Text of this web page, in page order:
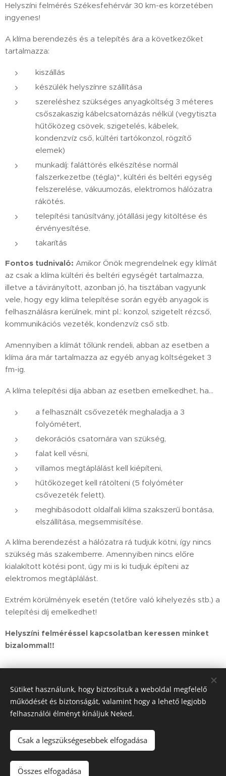
Helyszíni felmérés Székesfehérvár 30 km-es körzetében
ingyenes!
A klíma berendezés és a telepítés ára a következőket
tartalmazza:
kiszállás
készülék helyszínre szállítása
szereléshez szükséges anyagköltség 3 méteres
csőszakaszig kábelcsatornázás nélkül (vegytiszta
hűtőközeg csövek, szigetelés, kábelek,
kondenzvíz cső, kültéri tartókonzol, rögzítő
elemek)
munkadíj: faláttörés elkészítése normál
falszerkezetbe (tégla)*, kültéri és beltéri egység
felszerelése, vákuumozás, elektromos hálózatra
rákötés.
telepítési tanúsítvány, jótállási jegy kitöltése és
érvényesítése.
takarítás
Fontos tudnivaló: Amikor Önök megrendelnek egy klímát
az csak a klíma kültéri és beltéri egységét tartalmazza,
illetve a távirányított, azonban jó, ha tisztában vagyunk
vele, hogy egy klíma telepítése során egyéb anyagok is
felhasználásra kerülnek, mint pl.: konzol, szigetelt rézcső,
kommunikációs vezeték, kondenzvíz cső stb.
Amennyiben a klímát tőlünk rendeli, abban az esetben a
klíma ára már tartalmazza az egyéb anyag költségeket 3
fm-ig.
A klíma telepítési díja abban az esetben emelkedhet, ha…
a felhasznált csővezeték meghaladja a 3
folyómétert,
dekorációs csatornára van szükség,
falat kell vésni,
villamos megtáplálást kell kiépíteni,
hűtőközeget kell rátölteni (5 folyóméter
csővezeték felett).
meghibásodott oldalfali klíma szakszerű bontása,
elszállítása, megsemmisítése.
A klíma berendezést a hálózatra rá tudjuk kötni, így nincs
szükség más szakemberre. Amennyiben nincs előre
kialakított kötési pont, úgy mi is ki tudjuk építeni az
elektromos megtáplálást.
Extrém körülmények esetén (tetőre való kihelyezés stb.) a
telepítési díj emelkedhet!
Helyszíni felméréssel kapcsolatban keressen minket
bizalommal!!
Tel. :+36 30 218 8922
Smart Flex Energy Kft.
Nagy László
Sütiket használunk, hogy biztosítsuk a weboldal megfelelő
működését és biztonságát, valamint hogy a lehető legjobb
felhasználói élményt kínáljuk Neked.
Csak a legszükségesebbek elfogadása
Összes elfogadása